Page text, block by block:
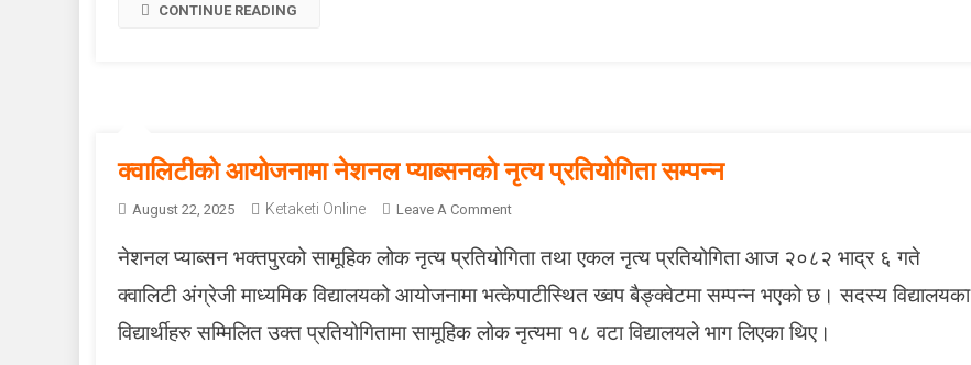
क
ति
यो
ता
CONTINUE READING
क्वालिटीको आयोजनामा नेशनल प्याब्सनकाे नृत्य प्रतियोगिता सम्पन्न
August 22, 2025 Ketaketi Online Leave A CommentO
क्वा
को
नेशनल प्याब्सन भक्तपुरको सामूहिक लोक नृत्य प्रतियोगिता तथा एकल नृत्य प्रतियोगिता आज २०८२ भाद्र ६ गते
क्वालिटी अंग्रेजी माध्यमिक विद्यालयको आयोजनामा भत्केपाटीस्थित ख्वप बैङ्क्वेटमा सम्पन्न भएको छ। सदस्य विद्यालयका
विद्यार्थीहरु सम्मिलित उक्त प्रतियोगितामा सामूहिक लोक नृत्यमा १८ वटा विद्यालयले भाग लिएका थिए।